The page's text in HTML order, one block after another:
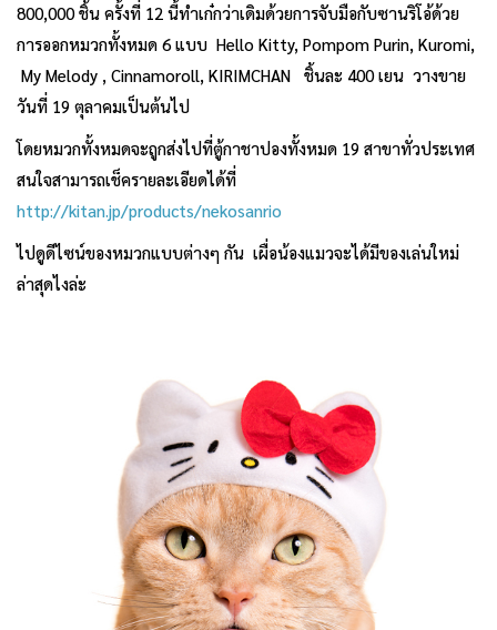
800,000 ชิ้น ครั้งที่ 12 นี้ทำเก๋กว่าเดิมด้วยการจับมือกับซานริโอ้ด้วย
การออกหมวกทั้งหมด 6 แบบ Hello Kitty, Pompom Purin, Kuromi,
My Melody , Cinnamoroll, KIRIMCHAN ชิ้นละ 400 เยน วางขาย
วันที่ 19 ตุลาคมเป็นต้นไป
โดยหมวกทั้งหมดจะถูกส่งไปที่ตู้กาชาปองทั้งหมด 19 สาขาทั่วประเทศ
สนใจสามารถเช็ครายละเอียดได้ที่
http://kitan.jp/products/nekosanrio
ไปดูดีไซน์ของหมวกแบบต่างๆ กัน เผื่อน้องแมวจะได้มีของเล่นใหม่
ล่าสุดไงล่ะ